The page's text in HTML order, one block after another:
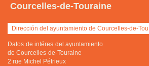
Courcelles-de-Touraine
Dirección del ayuntamiento de Courcelles-de-
Datos de intéres del ayuntamiento
de Courcelles-de-Touraine
2 rue Michel Pétrieux